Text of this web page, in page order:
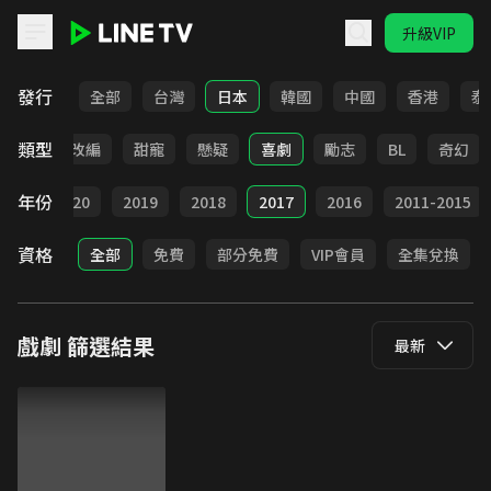
升級VIP
發行 全部 台灣 日本 韓國 中國 香港 泰
類型
都會 改編 甜寵 懸疑 喜劇 勵志 BL 奇幻
年份 2020 2019 2018 2017 2016 2011-2015
資格 全部 免費 部分免費 VIP會員 全集兌換
戲劇 篩選結果 最新